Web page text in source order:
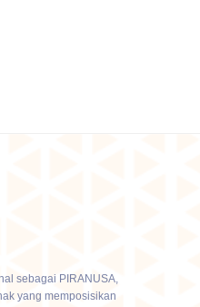
sebagai PIRANUSA,
yang memposisikan